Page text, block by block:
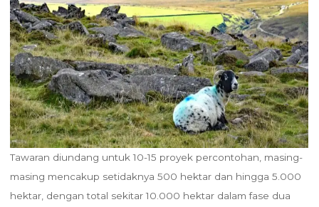
Tawaran diundang untuk 10-15 proyek percontohan, masing-
masing mencakup setidaknya 500 hektar dan hingga 5.000
hektar, dengan total sekitar 10.000 hektar dalam fase dua